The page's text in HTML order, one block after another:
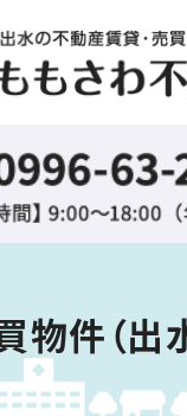
動産賃貸
さわ不動
物件（出